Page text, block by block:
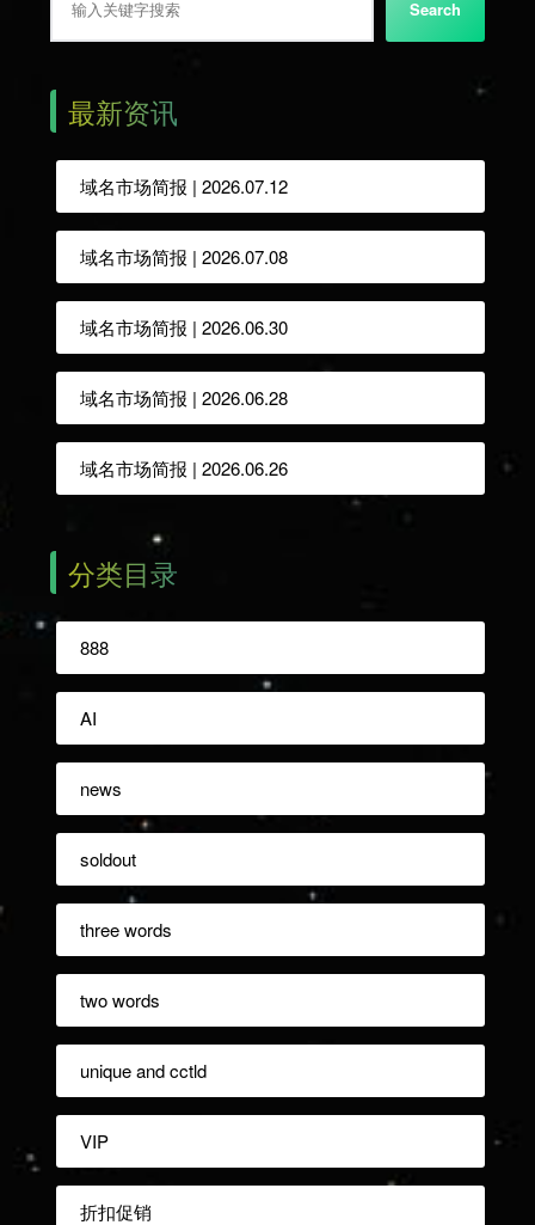
Search
最新资讯
域名市场简报 | 2026.07.12
域名市场简报 | 2026.07.08
域名市场简报 | 2026.06.30
域名市场简报 | 2026.06.28
域名市场简报 | 2026.06.26
分类目录
888
AI
news
soldout
three words
two words
unique and cctld
VIP
折扣促销